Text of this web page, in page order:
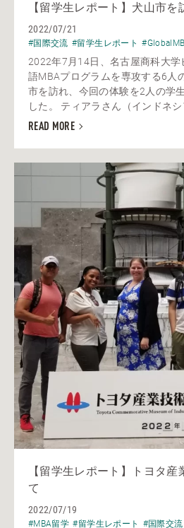
【留学生レポート】犬山市を
2022/07/21
#国際交流 #留学生レポート
2022年7月14日、名古屋商科大学
語MBAプログラムを専攻する6人
市を訪れ、今回の体験を2人の学
した。 ティアラさん（インドネシ
READ MORE
【留学生レポート】トヨタ
て
2022/07/19
#MBA留学 #留学生レポート #国際交流